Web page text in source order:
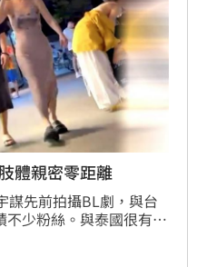
體親密零距離
謀先前拍攝BL劇，與台
少粉絲。與泰國很有緣
刊CTWANT的讀者巧遇